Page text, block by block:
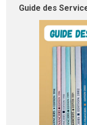
Guide des